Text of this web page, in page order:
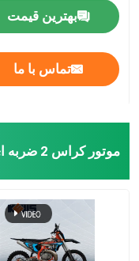
بهترین قیمت
تماس با ما
موتور کراس 2 ضربه ای